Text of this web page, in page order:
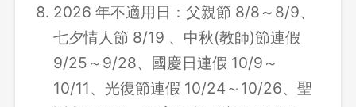
2026 年不適用日：父親節 8/8～8/9、
七夕情人節 8/19 、中秋(教師)節連假
9/25～9/28、國慶日連假 10/9～
10/11、光復節連假 10/24～10/26、聖